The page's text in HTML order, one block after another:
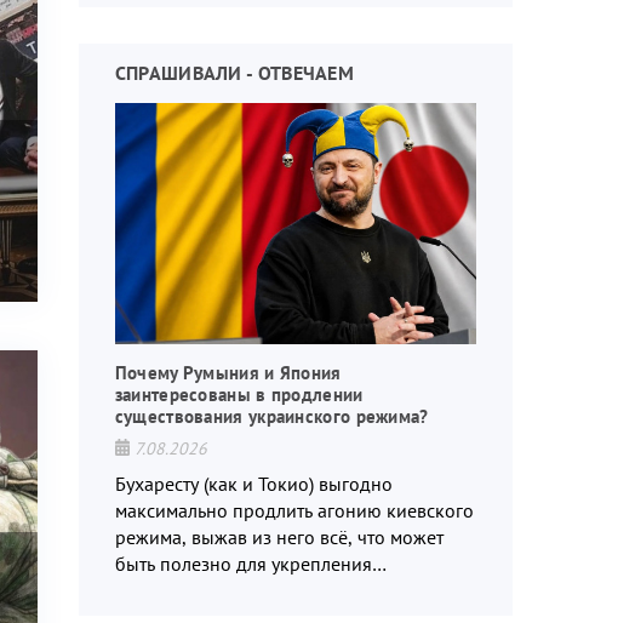
СПРАШИВАЛИ - ОТВЕЧАЕМ
Почему Румыния и Япония
заинтересованы в продлении
существования украинского режима?
7.08.2026
Бухаресту (как и Токио) выгодно
максимально продлить агонию киевского
режима, выжав из него всё, что может
быть полезно для укрепления